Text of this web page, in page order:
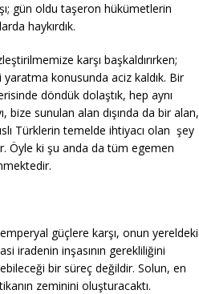
gün oldu taşeron hükümetlerin
haykırdık.
karşı başkaldırırken;
yaratma konusunda aciz kaldık. Bir
döndük dolaştık, hep aynı
bize sunulan alan dışında da bir alan,
Türklerin temelde ihtiyacı olan şey
Öyle ki şu anda da tüm egemen
güçlere karşı, onun yereldeki
iradenin inşasının gerekliliğini
bir süreç değildir. Solun, en
zeminini oluşturacaktı.